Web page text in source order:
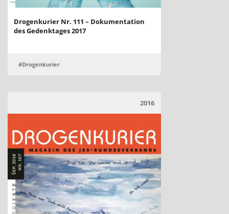
Drogenkurier Nr. 111 – Dokumentation
des Gedenktages 2017
#Drogenkurier
2016